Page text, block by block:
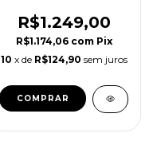
R$1.249,00
R$1.174,06 com Pix
10 x de R$124,90 sem juros